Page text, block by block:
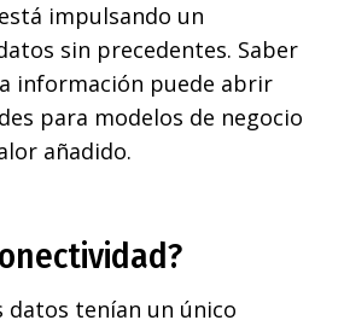
impulsando un
sin precedentes. Saber
información puede abrir
para modelos de negocio
añadido.
datos tenían un único